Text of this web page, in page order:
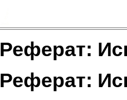
Реферат:
Реферат: